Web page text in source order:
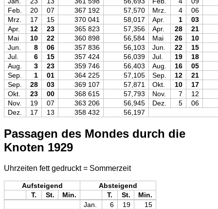
Feb.
20 07 367 192 57,570 Mrz. 4
06
Mrz.
17 15 370 041 58,017 Apr. 1
03
Apr.
12 23 365 823 57,356 Apr. 28
21
Mai
10 22 360 898 56,584 Mai 26
10
Jun.
8 06 357 836 56,103 Jun. 22
15
Jul.
6 15 357 424 56,039 Jul. 19
18
Aug.
3 23 359 746 56,403 Aug. 16
05
Sep.
1 01 364 225 57,105 Sep. 12
21
Sep.
28 03 369 107 57,871 Okt. 10
17
Okt.
23 00 368 615 57,793 Nov. 7
12
Nov.
19 07 363 206 56,945 Dez. 5
06
Dez.
17 13 358 432 56,197
Passagen des Mondes durch die
Knoten 1929
Uhrzeiten fett gedruckt = Sommerzeit
Aufsteigend
Absteigend
T.
St. Min. T. St.
Min.
Jan.
6 19
15